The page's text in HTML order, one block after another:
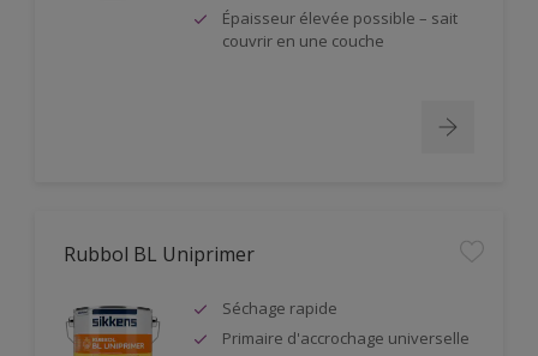
Épaisseur élevée possible – sait
couvrir en une couche
Rubbol BL Uniprimer
Séchage rapide
Primaire d'accrochage universelle